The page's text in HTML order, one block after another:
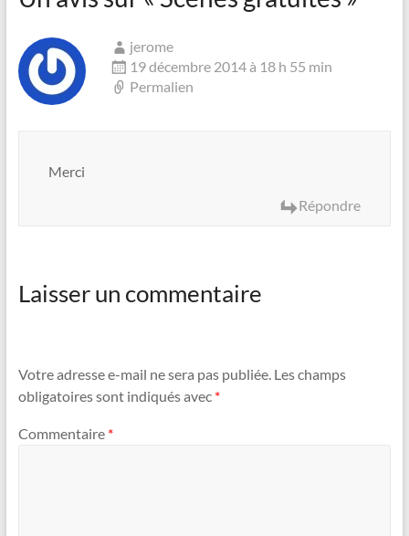
jerome
19 décembre 2014 à 18 h 55 min
Permalien
Merci
Répondre
Laisser un commentaire
Votre adresse e-mail ne sera pas publiée. Les champs
obligatoires sont indiqués avec *
Commentaire *